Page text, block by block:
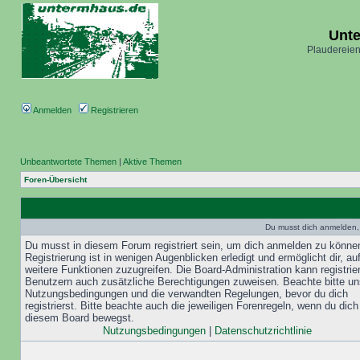
Anmelden Registrieren
Unbeantwortete Themen | Aktive Themen
Foren-Übersicht
Du musst dich
Du musst in diesem Forum registriert sein, um dich anmelden zu
Registrierung ist in wenigen Augenblicken erledigt und ermöglicht dir, auf
weitere Funktionen zuzugreifen. Die Board-Administration kann
Benutzern auch zusätzliche Berechtigungen zuweisen. Beachte bitte
Nutzungsbedingungen und die verwandten Regelungen, bevor du dich
registrierst. Bitte beachte auch die jeweiligen Forenregeln, wenn du
diesem Board bewegst.
Nutzungsbedingungen| Datenschutzrichtlinie